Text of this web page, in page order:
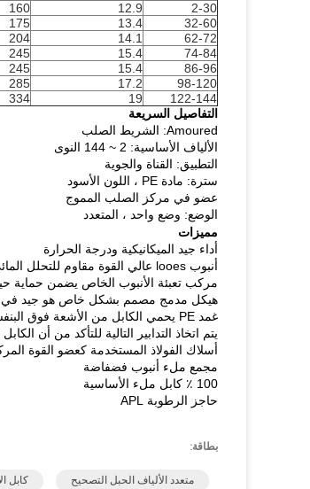
2-30
12.9
160
32-60
13.4
175
62-72
14.1
204
74-84
15.4
245
86-96
15.4
245
98-120
17.2
285
122-144
19
334
التفاصيل السريعة
Amoured: الشريط الصلب
الألياف الأساسية: 2 ~ 144 النوى
التطبيق: القناة والجوية
سترة: مادة PE ، اللون الأسود
عضو في مركز الصلب المموج
الوضع: وضع واحد ، المتعدد
مميزات
أداء جيد الميكانيكية ودرجة الحرارة
أنبوب looes عالي القوة مقاوم للتحلل المائي
مركب تعبئة الأنبوب الخاص يضمن حماية
هيكل مدمج مصمم بشكل خاص هو جيد في
غمد PE يحمي الكابل من الأشعة فوق البنفسجية
يتم اتخاذ التدابير التالية للتأكد من أن
أسلاك الفولاذ المستخدمة كعضو القوة
مجمع ملء أنبوب فضفاضة
100 ٪ كابل ملء الأساسية
حاجز الرطوبة APL
بطاقة:
متعدد الألياف الحبل التصحيح كابل